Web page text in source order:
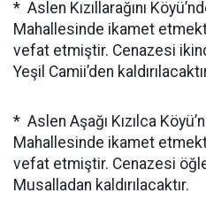
* Aslen Kızıllarağını
Mahallesinde ikamet
vefat etmiştir. Cenazesi
Yeşil Camii’den
* Aslen Aşağı Kızılca
Mahallesinde ikamet
vefat etmiştir. Cenazesi
Musalladan kaldırılacaktır.